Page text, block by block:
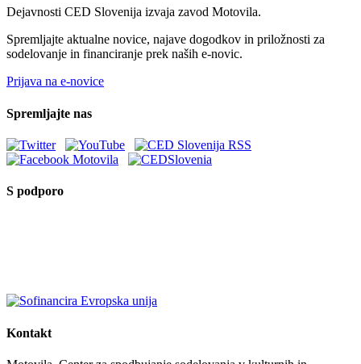
Dejavnosti CED Slovenija izvaja zavod Motovila.
Spremljajte aktualne novice, najave dogodkov in priložnosti za
sodelovanje in financiranje prek naših e-novic.
Prijava na e-novice
Spremljajte nas
S podporo
Kontakt